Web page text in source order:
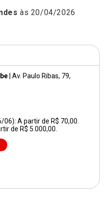
| Av. Paulo Ribas, 79
A partir de R$ 70,00.
de R$ 5.000,00.
às 20/04/2026